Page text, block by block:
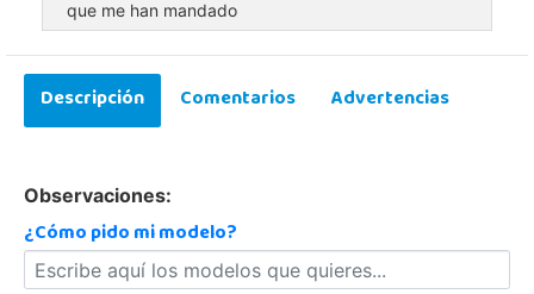
que me han mandado
Descripción Comentarios Advertencias
Observaciones:
¿Cómo pido mi modelo?